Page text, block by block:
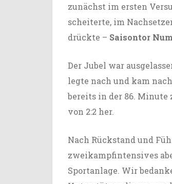
zunächst im ersten
scheiterte, im
drückte – Saisontor
Der Jubel war
legte nach und kam
bereits in der 86.
von 2:2 her.
Nach Rückstand und
zweikampfintensives
Sportanlage. Wir